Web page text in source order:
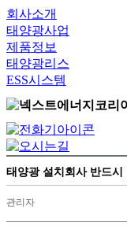
회사소개
태양광사업
제품정보
태양광리스
ESS시스템
태양광 설치회사 반드
관리자